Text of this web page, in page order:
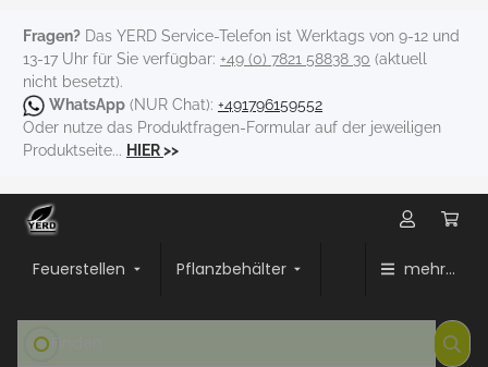
Fragen? Das YERD Service-Telefon ist Werktags von 9-12 und
13-17 Uhr für Sie verfügbar: +49 (0) 7821 58838 30 (aktuell
nicht besetzt).
WhatsApp (NUR Chat): +491796159552
Oder nutze das Produktfragen-Formular auf der jeweiligen
Produktseite... HIER>>
Feuerstellen Pflanzbehälter mehr...